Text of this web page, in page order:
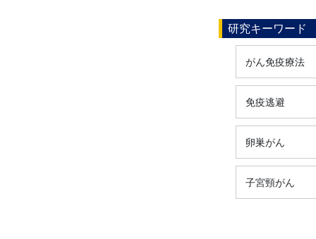
研究キーワード
がん免疫療法
免疫逃避
卵巣がん
子宮頸がん